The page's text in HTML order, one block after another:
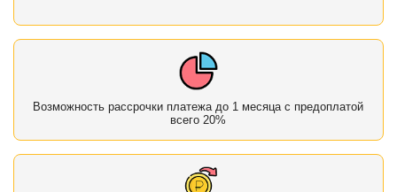
Возможность рассрочки платежа до 1 месяца с предоплатой
всего 20%